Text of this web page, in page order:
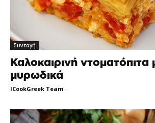
Συνταγή
Καλοκαιρινή ντοματόπιτα
μυρωδικά
ICookGreek Team -